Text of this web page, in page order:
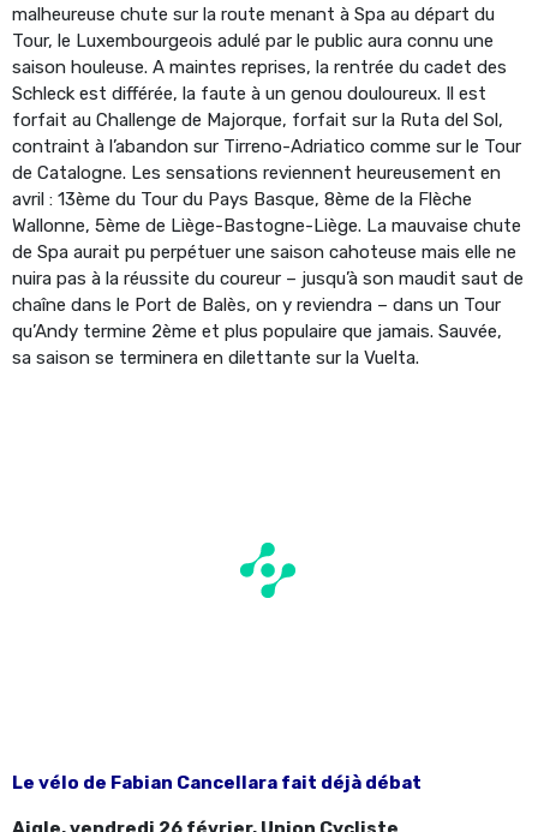
malheureuse chute sur la route menant à Spa au départ du
Tour, le Luxembourgeois adulé par le public aura connu une
saison houleuse. A maintes reprises, la rentrée du cadet des
Schleck est différée, la faute à un genou douloureux. Il est
forfait au Challenge de Majorque, forfait sur la Ruta del Sol,
contraint à l’abandon sur Tirreno-Adriatico comme sur le Tour
de Catalogne. Les sensations reviennent heureusement en
avril : 13ème du Tour du Pays Basque, 8ème de la Flèche
Wallonne, 5ème de Liège-Bastogne-Liège. La mauvaise chute
de Spa aurait pu perpétuer une saison cahoteuse mais elle ne
nuira pas à la réussite du coureur – jusqu’à son maudit saut de
chaîne dans le Port de Balès, on y reviendra – dans un Tour
qu’Andy termine 2ème et plus populaire que jamais. Sauvée,
sa saison se terminera en dilettante sur la Vuelta.
Le vélo de Fabian Cancellara fait déjà débat